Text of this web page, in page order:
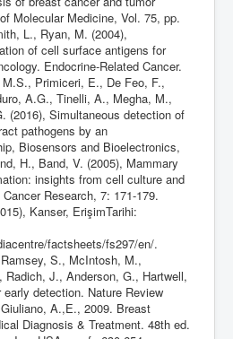
Molecular Medicine, Vol. 75, pp.
L., Ryan, M. (2004),
of cell surface antigens for
Endocrine-Related Cancer.
Primiceri, E., De Feo, F.,
A.G., Tinelli, A., Megha, M.,
(2016), Simultaneous detection of
pathogens by an
Biosensors and Bioelectronics,
H., Band, V. (2005), Mammary
insights from cell culture and
Research, 7: 171-179.
Kanser, ErişimTarihi:
factsheets/fs297/en/.
S., McIntosh, M.,
J., Anderson, G., Hartwell,
detection. Nature Review
A.,E., 2009. Breast
Diagnosis & Treatment. 48th ed.